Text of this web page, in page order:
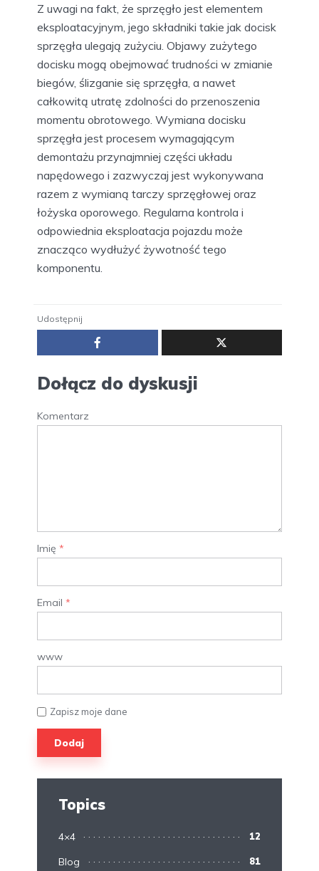
Z uwagi na fakt, że sprzęgło jest elementem
eksploatacyjnym, jego składniki takie jak docisk
sprzęgła ulegają zużyciu. Objawy zużytego
docisku mogą obejmować trudności w zmianie
biegów, ślizganie się sprzęgła, a nawet
całkowitą utratę zdolności do przenoszenia
momentu obrotowego. Wymiana docisku
sprzęgła jest procesem wymagającym
demontażu przynajmniej części układu
napędowego i zazwyczaj jest wykonywana
razem z wymianą tarczy sprzęgłowej oraz
łożyska oporowego. Regularna kontrola i
odpowiednia eksploatacja pojazdu może
znacząco wydłużyć żywotność tego
komponentu.
Udostępnij
Dołącz do dyskusji
Komentarz
Imię *
Email *
www
Zapisz moje dane
Topics
4×4 12
Blog 81